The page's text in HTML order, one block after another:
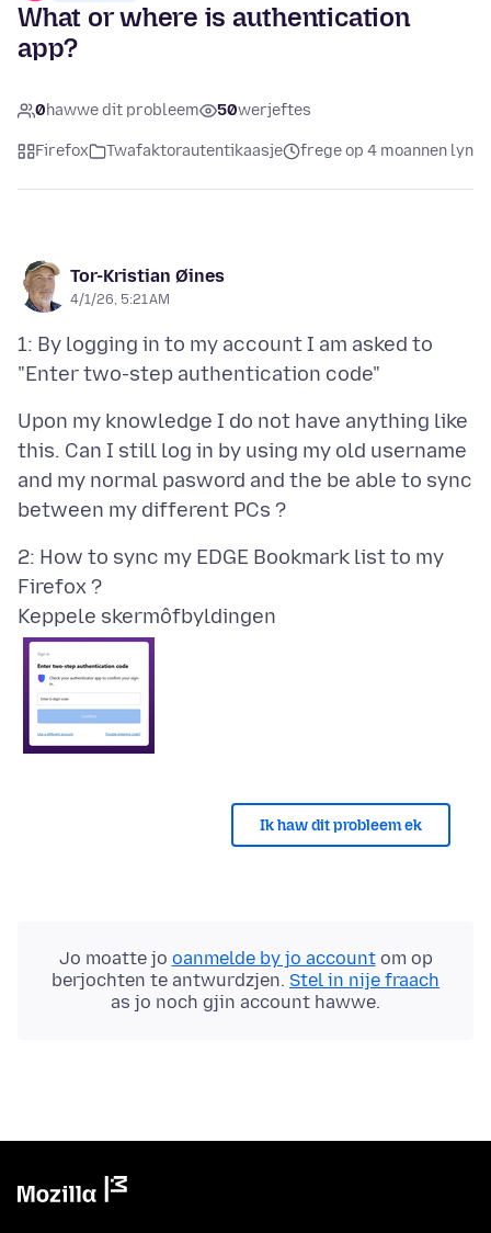
What or where is authentication
app?
0hawwe dit probleem 50werjeftes
Firefox Twafaktorautentikaasje frege op 4 moannen lyn
Tor-Kristian Øines
4/1/26, 5:21 AM
1: By logging in to my account I am asked to
Upon my knowledge I do not have anything like
this. Can I still log in by using my old username
and my normal pasword and the be able to sync
2: How to sync my EDGE Bookmark list to my
Keppele skermôfbyldingen
Ik haw dit probleem ek
Jo moatte jo oanmelde by jo accountom op
berjochten te antwurdzjen. Stel in nije fraach
as jo noch gjin account hawwe.